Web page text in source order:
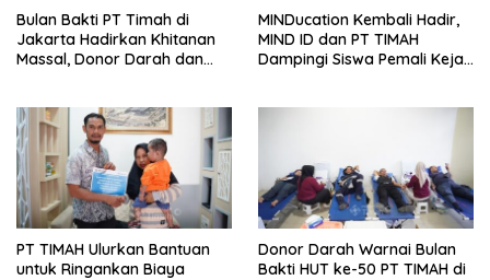
Bulan Bakti PT Timah di
Jakarta Hadirkan Khitanan
Massal, Donor Darah dan
MINDucation Kembali Hadir,
MIND ID dan PT TIMAH
Dampingi Siswa Pemali Kejar
PT TIMAH Ulurkan Bantuan
untuk Ringankan Biaya
Donor Darah Warnai Bulan
Bakti HUT ke-50 PT TIMAH di